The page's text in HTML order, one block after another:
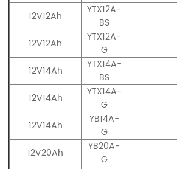
12V12Ah
YTX12A-
BS
12V12Ah
YTX12A-
G
12V14Ah
YTX14A-
BS
12V14Ah
YTX14A-
G
12V14Ah
YB14A-
G
12V20Ah
YB20A-
G